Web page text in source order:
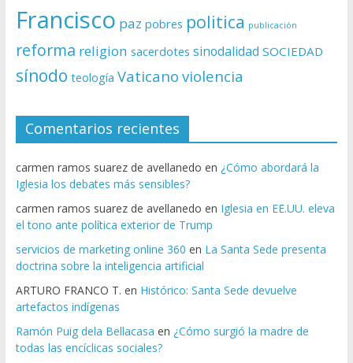
Francisco paz pobres politica publicación
reforma religion sacerdotes sinodalidad SOCIEDAD
sínodo teología Vaticano violencia
Comentarios recientes
carmen ramos suarez de avellanedo en ¿Cómo abordará la
Iglesia los debates más sensibles?
carmen ramos suarez de avellanedo en Iglesia en EE.UU. eleva
el tono ante política exterior de Trump
servicios de marketing online 360 en La Santa Sede presenta
doctrina sobre la inteligencia artificial
ARTURO FRANCO T. en Histórico: Santa Sede devuelve
artefactos indígenas
Ramón Puig dela Bellacasa en ¿Cómo surgió la madre de
todas las encíclicas sociales?